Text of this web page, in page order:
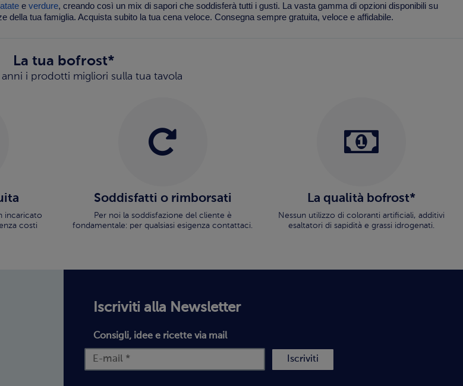
e verdure, creando così un mix di sapori che soddisferà tutti i gusti. La vasta gamma di opzioni disponibili su
della tua famiglia. Acquista subito la tua cena veloce. Consegna sempre gratuita, veloce e affidabile.
La tua bofrost*
anni i prodotti migliori sulla tua tavola
incaricato
costi
Soddisfatti o rimborsati
Per noi la soddisfazione del cliente è
fondamentale: per qualsiasi esigenza contattaci.
La qualità bofrost*
Nessun utilizzo di coloranti artificiali, additivi
esaltatori di sapidità e grassi idrogenati.
Iscriviti alla Newsletter
Consigli, idee e ricette via mail
Iscriviti